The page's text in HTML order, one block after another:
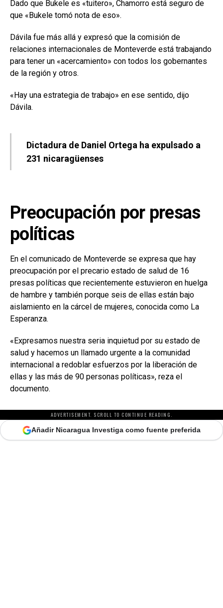
Dado que Bukele es «tuitero», Chamorro está seguro de
que «Bukele tomó nota de eso».
Dávila fue más allá y expresó que la comisión de
relaciones internacionales de Monteverde está trabajando
para tener un «acercamiento» con todos los gobernantes
de la región y otros.
«Hay una estrategia de trabajo» en ese sentido, dijo
Dávila.
Dictadura de Daniel Ortega ha expulsado a
231 nicaragüenses
Preocupación por presas
políticas
En el comunicado de Monteverde se expresa que hay
preocupación por el precario estado de salud de 16
presas políticas que recientemente estuvieron en huelga
de hambre y también porque seis de ellas están bajo
aislamiento en la cárcel de mujeres, conocida como La
Esperanza.
«Expresamos nuestra seria inquietud por su estado de
salud y hacemos un llamado urgente a la comunidad
internacional a redoblar esfuerzos por la liberación de
ellas y las más de 90 personas políticas», reza el
documento.
ADVERTISEMENT. SCROLL TO CONTINUE READING.
Añadir Nicaragua Investiga como fuente preferida